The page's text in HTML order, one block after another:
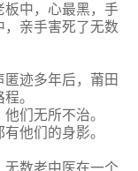
中，心最黑，手
亲手害死了无数
迹多年后，莆田
。
们无所不治。
他们的身影。
无数老中医在一个